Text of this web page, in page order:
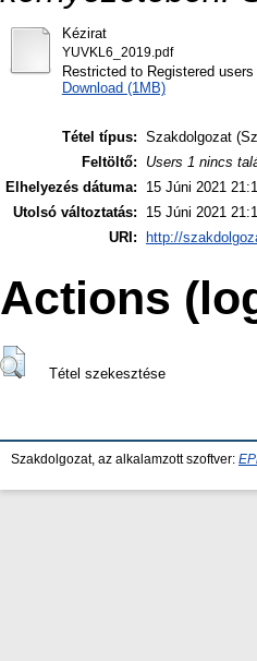
Kézirat
YUVKL6_2019.pdf
Restricted to Registered users
Download (1MB)
Tétel típus: Szakdolgozat
Feltöltő:
Users 1 nincs
Elhelyezés dátuma:
15 Júni 2021
Utolsó változtatás:
15 Júni 2021
URI:
http://
Actions
Tétel szekesztése
Szakdolgozat, az alkalamzott szoftver: